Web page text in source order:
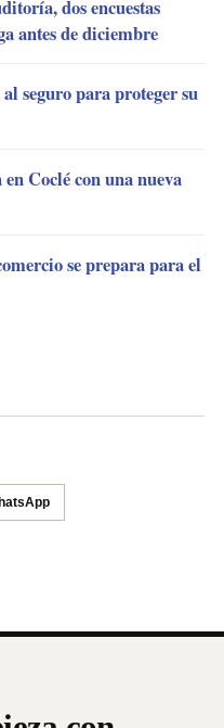
dos encuestas
antes de diciembre
seguro para proteger su
Coclé con una nueva
se prepara para el